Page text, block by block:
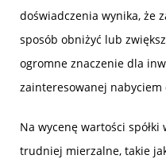
doświadczenia wynika, że
sposób obniżyć lub
ogromne znaczenie dla
zainteresowanej nabyciem
Na wycenę wartości
trudniej mierzalne, takie